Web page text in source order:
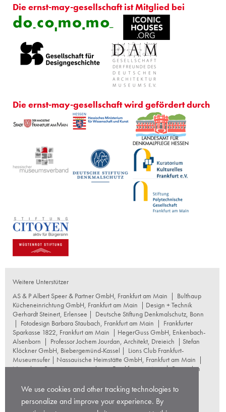
We use cookies and other tracking technologies to
personalize and improve your experience. By
Die ernst-may-gesellschaft ist Mitglied bei
Die ernst-may-gesellschaft wird gefördert durch
Weitere Unterstützer
AS & P Albert Speer & Partner GmbH, Frankfurt am Main | Bulthaup
Kücheneinrichtung GmbH, Frankfurt am Main | Design + Technik
Gerhardt Steinert, Erlensee | Deutsche Stiftung Denkmalschutz, Bonn
| Fotodesign Barbara Staubach, Frankfurt am Main | Frankfurter
Sparkasse 1822, Frankfurt am Main | HegerGuss GmbH, Enkenbach-
Alsenborn | Professor Jochem Jourdan, Architekt, Dreieich | Stefan
Klöckner GmbH, Biebergemünd-Kassel | Lions Club Frankfurt-
Museumsufer | Nassauische Heimstätte GmbH, Frankfurt am Main |
Naumburg Restaurierungswerkstatt, Frankfurt am Main|Reproplan
Landschaftsbau GmbH+Co KG, Frankfurt am Main|
schneider+schumacher Architekten, Frankfurt am Main
Gesellschaft für Kunst und Denkmalpflege|Thomas Hoof